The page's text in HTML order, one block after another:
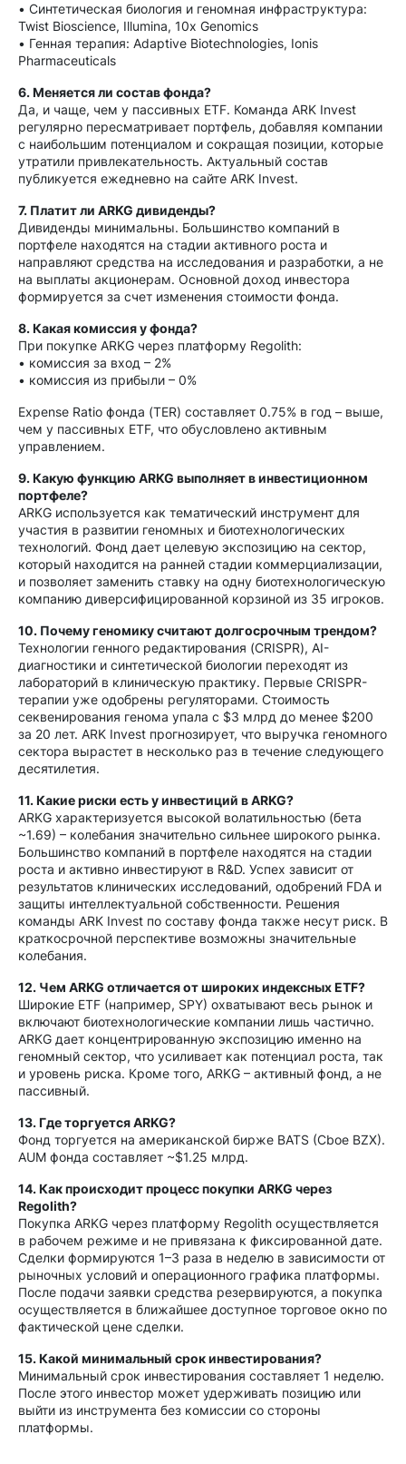
• Синтетическая биология и геномная инфраструктура:
Twist Bioscience, Illumina, 10x Genomics
• Генная терапия: Adaptive Biotechnologies, Ionis
Pharmaceuticals
6. Меняется ли состав фонда?
Да, и чаще, чем у пассивных ETF. Команда ARK Invest
регулярно пересматривает портфель, добавляя компании
с наибольшим потенциалом и сокращая позиции, которые
утратили привлекательность. Актуальный состав
публикуется ежедневно на сайте ARK Invest.
7. Платит ли ARKG дивиденды?
Дивиденды минимальны. Большинство компаний в
портфеле находятся на стадии активного роста и
направляют средства на исследования и разработки, а не
на выплаты акционерам. Основной доход инвестора
формируется за счет изменения стоимости фонда.
8. Какая комиссия у фонда?
При покупке ARKG через платформу Regolith:
• комиссия за вход – 2%
• комиссия из прибыли – 0%
Expense Ratio фонда (TER) составляет 0.75% в год – выше,
чем у пассивных ETF, что обусловлено активным
управлением.
9. Какую функцию ARKG выполняет в инвестиционном
портфеле?
ARKG используется как тематический инструмент для
участия в развитии геномных и биотехнологических
технологий. Фонд дает целевую экспозицию на сектор,
который находится на ранней стадии коммерциализации,
и позволяет заменить ставку на одну биотехнологическую
компанию диверсифицированной корзиной из 35 игроков.
10. Почему геномику считают долгосрочным трендом?
Технологии генного редактирования (CRISPR), AI-
диагностики и синтетической биологии переходят из
лабораторий в клиническую практику. Первые CRISPR-
терапии уже одобрены регуляторами. Стоимость
секвенирования генома упала с $3 млрд до менее $200
за 20 лет. ARK Invest прогнозирует, что выручка геномного
сектора вырастет в несколько раз в течение следующего
десятилетия.
11. Какие риски есть у инвестиций в ARKG?
ARKG характеризуется высокой волатильностью (бета
~1.69) – колебания значительно сильнее широкого рынка.
Большинство компаний в портфеле находятся на стадии
роста и активно инвестируют в R&D. Успех зависит от
результатов клинических исследований, одобрений FDA и
защиты интеллектуальной собственности. Решения
команды ARK Invest по составу фонда также несут риск. В
краткосрочной перспективе возможны значительные
колебания.
12. Чем ARKG отличается от широких индексных ETF?
Широкие ETF (например, SPY) охватывают весь рынок и
включают биотехнологические компании лишь частично.
ARKG дает концентрированную экспозицию именно на
геномный сектор, что усиливает как потенциал роста, так
и уровень риска. Кроме того, ARKG – активный фонд, а не
пассивный.
13. Где торгуется ARKG?
Фонд торгуется на американской бирже BATS (Cboe BZX).
AUM фонда составляет ~$1.25 млрд.
14. Как происходит процесс покупки ARKG через
Regolith?
Покупка ARKG через платформу Regolith осуществляется
в рабочем режиме и не привязана к фиксированной дате.
Сделки формируются 1–3 раза в неделю в зависимости от
рыночных условий и операционного графика платформы.
После подачи заявки средства резервируются, а покупка
осуществляется в ближайшее доступное торговое окно по
фактической цене сделки.
15. Какой минимальный срок инвестирования?
Минимальный срок инвестирования составляет 1 неделю.
После этого инвестор может удерживать позицию или
выйти из инструмента без комиссии со стороны
платформы.